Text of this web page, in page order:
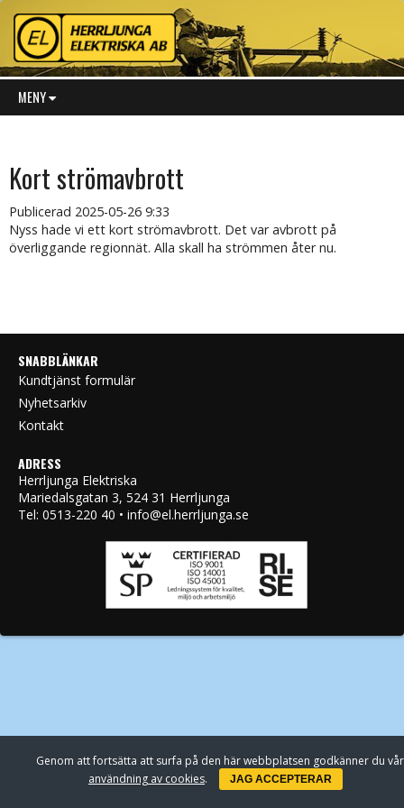
MENY
Kort strömavbrott
Publicerad 2025-05-26 9:33
Nyss hade vi ett kort strömavbrott. Det var avbrott på
överliggande regionnät. Alla skall ha strömmen åter nu.
SNABBLÄNKAR
Kundtjänst formulär
Nyhetsarkiv
Kontakt
ADRESS
Herrljunga Elektriska
Mariedalsgatan 3, 524 31 Herrljunga
Tel: 0513-220 40 • info@el.herrljunga.se
Genom att fortsätta att surfa på den här webbplatsen godkänner du vår
användning av cookies. JAG ACCEPTERAR